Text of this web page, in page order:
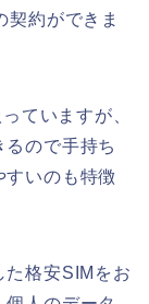
契約ができま
ていますが、
ので手持ち
すいのも特徴
た格安SIMをお